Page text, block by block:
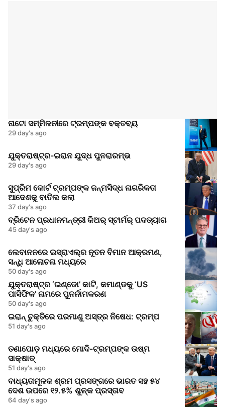
ନାଟୋ ସମ୍ମିଳନୀରେ ଟ୍ରମ୍ପଙ୍କ ବକ୍ତବ୍ୟ
29 day's ago
ଯୁକ୍ତରାଷ୍ଟ୍ର-ଇରାନ ଯୁଦ୍ଧ ପୁନରାରମ୍ଭ
29 day's ago
ସୁପ୍ରିମ କୋର୍ଟ ଟ୍ରମ୍ପଙ୍କ ଜନ୍ମସିଦ୍ଧ ନାଗରିକତା
ଆଦେଶକୁ ବାତିଲ କଲା
37 day's ago
ବ୍ରିଟେନ ପ୍ରଧାନମନ୍ତ୍ରୀ କିଅର୍ ସ୍ଟାର୍ମର୍ ପଦତ୍ୟାଗ
45 day's ago
ଲେବାନନରେ ଇସ୍ରାଏଲ୍‌ର ନୂତନ ବିମାନ ଆକ୍ରମଣ,
ସନ୍ଧି ଆଲୋଚନା ମଧ୍ୟରେ
50 day's ago
ଯୁକ୍ତରାଷ୍ଟ୍ର ‘ଇଣ୍ଡୋ’ କାଟି, କମାଣ୍ଡକୁ ‘US
ପାସିଫିକ’ ନାମରେ ପୁନର୍ନାମକରଣ
50 day's ago
ଇରାନ୍ ଚୁକ୍ତିରେ ପରମାଣୁ ଅସ୍ତ୍ର ନିଷେଧ: ଟ୍ରମ୍ପ
51 day's ago
ତଣାପୋଡ଼ ମଧ୍ୟରେ ମୋଦି-ଟ୍ରମ୍ପଙ୍କ ଉଷ୍ମ
ସାକ୍ଷାତ୍
51 day's ago
ବାଧ୍ୟତାମୂଳକ ଶ୍ରମ ପ୍ରସଙ୍ଗରେ ଭାରତ ସହ ୫୪
ଦେଶ ଉପରେ ୧୨.୫% ଶୁଳ୍କ ପ୍ରସ୍ତାବ
64 day's ago